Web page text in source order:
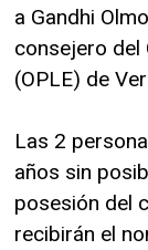
a Gandhi
consejero del
(OPLE) de
Las 2
años sin
posesión del
recibirán el